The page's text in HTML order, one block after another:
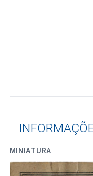
MINIATURA